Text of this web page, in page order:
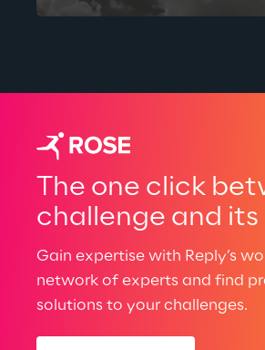
de ponta.
The one click
challenge and its
Gain expertise with Reply’s
network of experts and find
solutions to your challenges.